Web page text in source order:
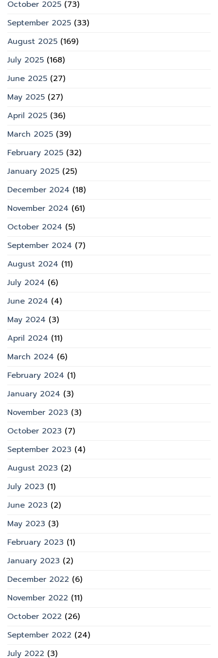
October 2025 (73)
September 2025 (33)
August 2025 (169)
July 2025 (168)
June 2025 (27)
May 2025 (27)
April 2025 (36)
March 2025 (39)
February 2025 (32)
January 2025 (25)
December 2024 (18)
November 2024 (61)
October 2024 (5)
September 2024 (7)
August 2024 (11)
July 2024 (6)
June 2024 (4)
May 2024 (3)
April 2024 (11)
March 2024 (6)
February 2024 (1)
January 2024 (3)
November 2023 (3)
October 2023 (7)
September 2023 (4)
August 2023 (2)
July 2023 (1)
June 2023 (2)
May 2023 (3)
February 2023 (1)
January 2023 (2)
December 2022 (6)
November 2022 (11)
October 2022 (26)
September 2022 (24)
July 2022 (3)